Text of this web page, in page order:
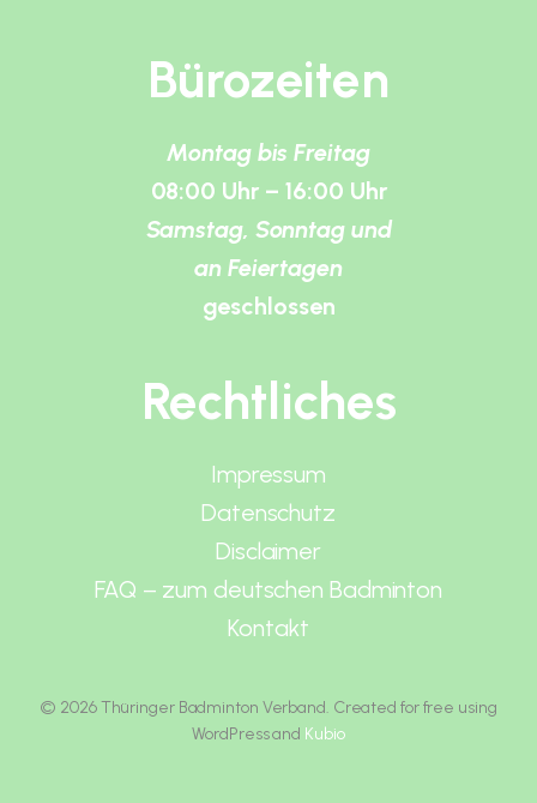
Bürozeiten
Montag bis Freitag
08:00 Uhr – 16:00 Uhr
Samstag, Sonntag und
an Feiertagen
geschlossen
Rechtliches
Impressum
Datenschutz
Disclaimer
FAQ – zum deutschen Badminton
Kontakt
© 2026 Thüringer Badminton Verband. Created for free using
WordPress and Kubio